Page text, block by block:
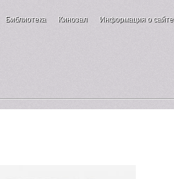
Библиотека Кинозал Информация о сайте